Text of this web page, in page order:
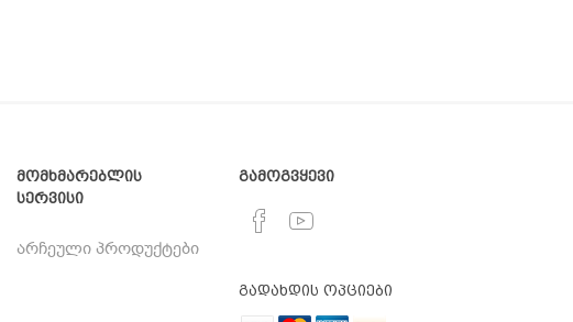
მომხმარებლის
სერვისი
არჩეული პროდუქტები
გამოგვყევი
გადახდის ოპციები